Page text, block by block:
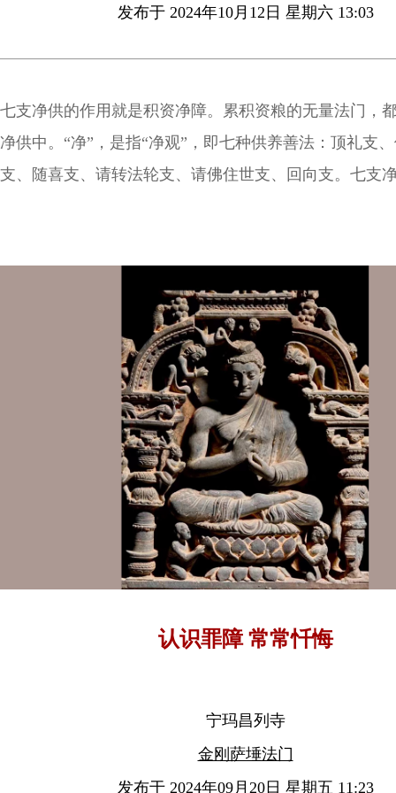
发布于 2024年10月12日 星期六 13:03
七支净供的作用就是积资净障。累积资粮的无量法门，
净供中。“净”，是指“净观”，即七种供养善法：顶礼支
支、随喜支、请转法轮支、请佛住世支、回向支。七支
认识罪障 常常忏悔
宁玛昌列寺
金刚萨埵法门
发布于 2024年09月20日 星期五 11:23